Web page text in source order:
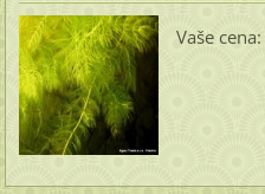
Vaše cena: